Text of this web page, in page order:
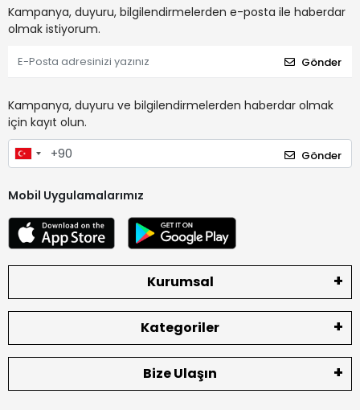
Kampanya, duyuru, bilgilendirmelerden e-posta ile haberdar
olmak istiyorum.
Gönder
Kampanya, duyuru ve bilgilendirmelerden haberdar olmak
için kayıt olun.
Gönder
Mobil Uygulamalarımız
Kurumsal
Kategoriler
Bize Ulaşın